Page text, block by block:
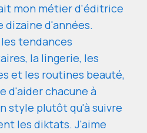
mon métier d'éditrice
dizaine d'années.
tendances
la lingerie, les
et les routines beauté,
d'aider chacune à
style plutôt qu'à suivre
les diktats. J'aime